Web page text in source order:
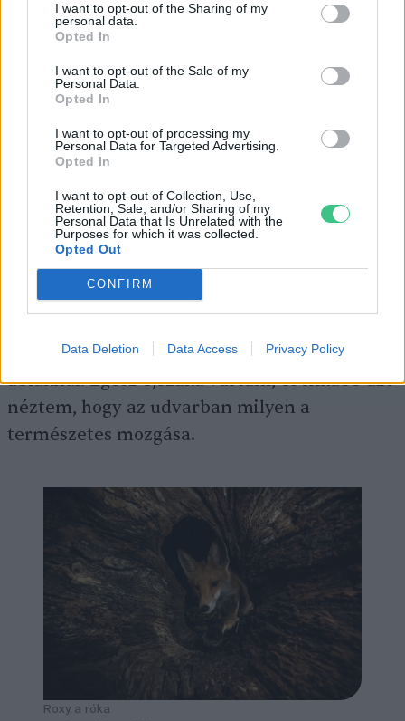
I want to opt-out of the Sharing of my
personal data.
Opted In
I want to opt-out of the Sale of my
Personal Data.
Opted In
I want to opt-out of processing my
Personal Data for Targeted Advertising.
Opted In
I want to opt-out of Collection, Use,
Retention, Sale, and/or Sharing of my
Personal Data that Is Unrelated with the
Purposes for which it was collected.
Opted Out
CONFIRM
Data Deletion Data Access Privacy Policy
Amikor elkezdtem Roxyt fotózni, akkor is
meg. Igyekeztem kifigyelni, hogyan mozgott a
rókalyuknál. Rájöttem, hogy másfél órás
ciklusokban jött-ment. A kamerát ennek a
másfél órának az elején vittem ki, azonban
korábban jött vissza. Én meg még ott
matattam a kamerákkal, csak arra lettem
figyelmes, hogy húsz-harminc méter
távolságra elkezdett riasztani. Mondtam, “jól
van Roxykám, már el is húztam”, és többet
hogy a vérteskozmai udvaromban ültem az
ablaknál. Egész éjszaka vártam, és inkább azt
néztem, hogy az udvarban milyen a
természetes mozgása.
Roxy a róka